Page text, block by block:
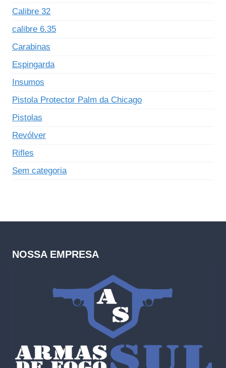
Calibre 32
calibre 6.35
Carabinas
Espingarda
Insumos
Pistola Protector Palm da Chicago
Pistolas
Revólver
Rifles
Sem categoria
NOSSA EMPRESA